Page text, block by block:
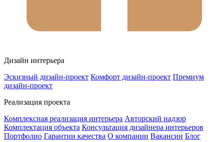
Дизайн интерьера
Эскизный дизайн-проект Комфорт дизайн-проект Премиум
дизайн-проект
Реализация проекта
Комплексная реализация интерьера Авторский надзор
Комплектация объекта Консультация дизайнера интерьеров
Портфолио Гарантии качества О компании Вакансии Блог